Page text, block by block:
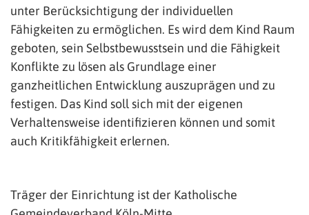
unter Berücksichtigung der individuellen
Fähigkeiten zu ermöglichen. Es wird dem Kind Raum
geboten, sein Selbstbewusstsein und die Fähigkeit
Konflikte zu lösen als Grundlage einer
ganzheitlichen Entwicklung auszuprägen und zu
festigen. Das Kind soll sich mit der eigenen
Verhaltensweise identifizieren können und somit
auch Kritikfähigkeit erlernen.
Träger der Einrichtung ist der Katholische